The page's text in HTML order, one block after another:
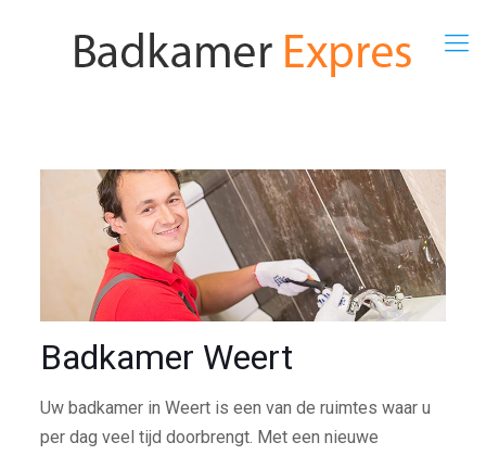
Badkamer Weert
Uw badkamer in Weert is een van de ruimtes waar u
per dag veel tijd doorbrengt. Met een nieuwe